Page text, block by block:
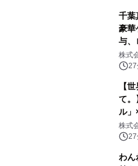
千葉
豪
与、
トマ
株式
27
【
て。
ル」
ャン
株式
27
わん